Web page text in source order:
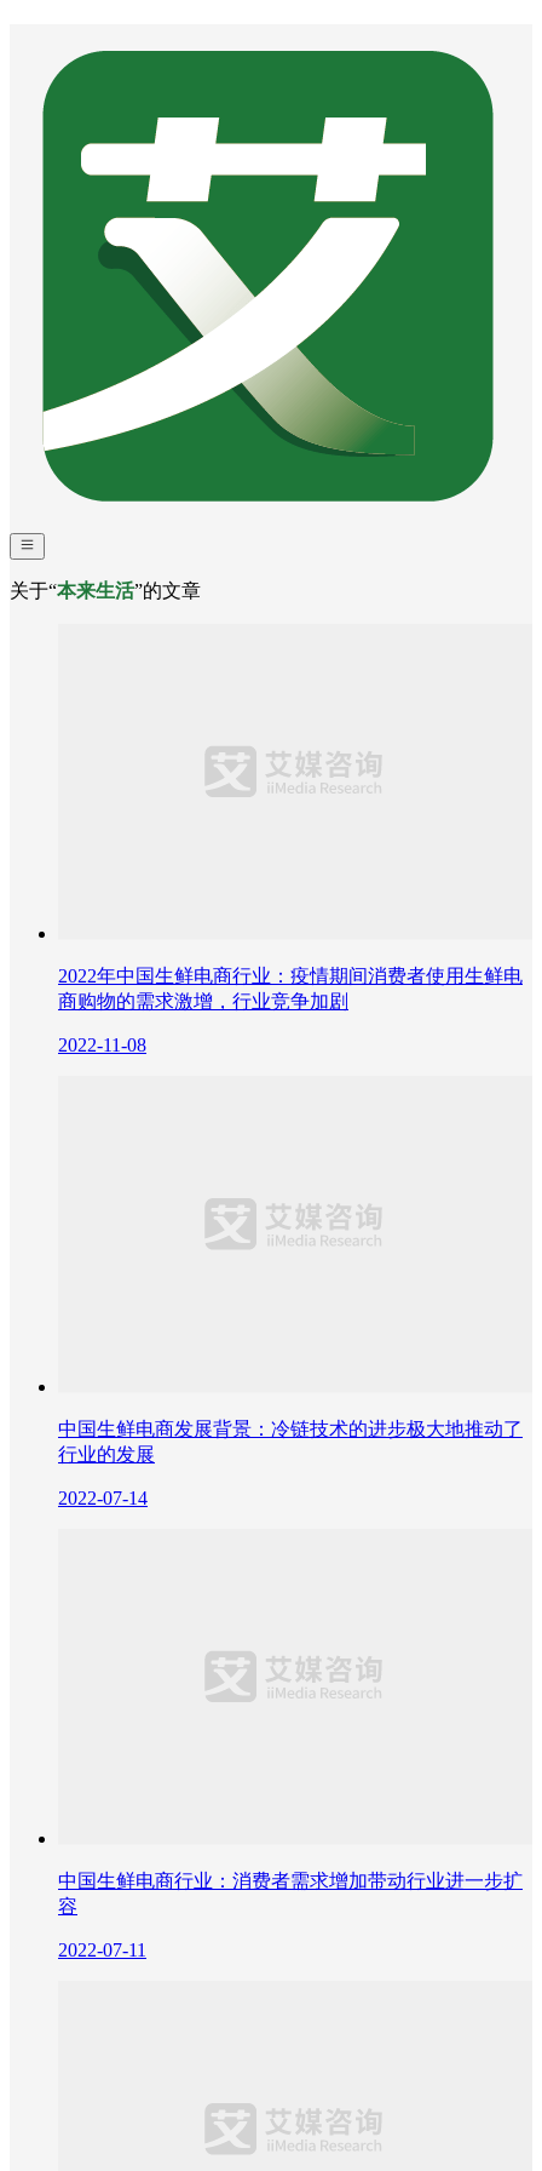
关于“本来生活”的文章
2022年中国生鲜电商行业：疫情期间消费者使用生鲜电
商购物的需求激增，行业竞争加剧
2022-11-08
中国生鲜电商发展背景：冷链技术的进步极大地推动了
行业的发展
2022-07-14
中国生鲜电商行业：消费者需求增加带动行业进一步扩
容
2022-07-11